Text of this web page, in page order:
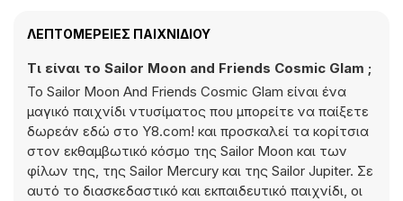
ΛΕΠΤΟΜΈΡΕΙΕΣ ΠΑΙΧΝΙΔΙΟΎ
Τι είναι το Sailor Moon and Friends Cosmic Glam ;
Το Sailor Moon And Friends Cosmic Glam είναι ένα
μαγικό παιχνίδι ντυσίματος που μπορείτε να παίξετε
δωρεάν εδώ στο Y8.com! και προσκαλεί τα κορίτσια
στον εκθαμβωτικό κόσμο της Sailor Moon και των
φίλων της, της Sailor Mercury και της Sailor Jupiter. Σε
αυτό το διασκεδαστικό και εκπαιδευτικό παιχνίδι, οι